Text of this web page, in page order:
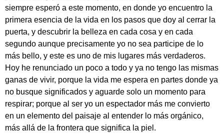
siempre esperó a este momento, en donde yo encuentro la
primera esencia de la vida en los pasos que doy al cerrar la
puerta, y descubrir la belleza en cada cosa y en cada
segundo aunque precisamente yo no sea participe de lo
más bello, y este es uno de mis lugares más verdaderos.
Hoy he renunciado un poco a todo y ya no tengo las mismas
ganas de vivir, porque la vida me espera en partes donde ya
no busque significados y aguarde solo un momento para
respirar; porque al ser yo un espectador más me convierto
en un elemento del paisaje al entender lo más orgánico,
más allá de la frontera que significa la piel.